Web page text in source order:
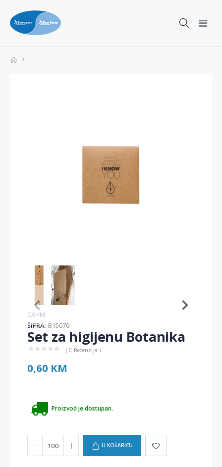
Item
1
of
2
CAHM
ŠIFRA: B15070
Set za higijenu Botanika
★ ★ ★ ★ ★ ( 0 Recenzija )
0,60 KM
Proizvod je dostupan.
U KOŠARICU